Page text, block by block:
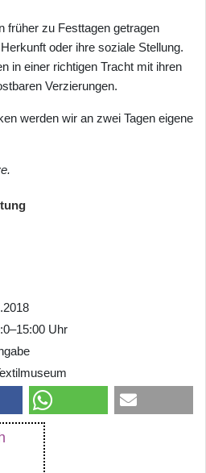
früher zu Festtagen getragen
oder ihre soziale Stellung.
in einer richtigen Tracht mit ihren
Verzierungen.
werden wir an zwei Tagen eigene
Uhr